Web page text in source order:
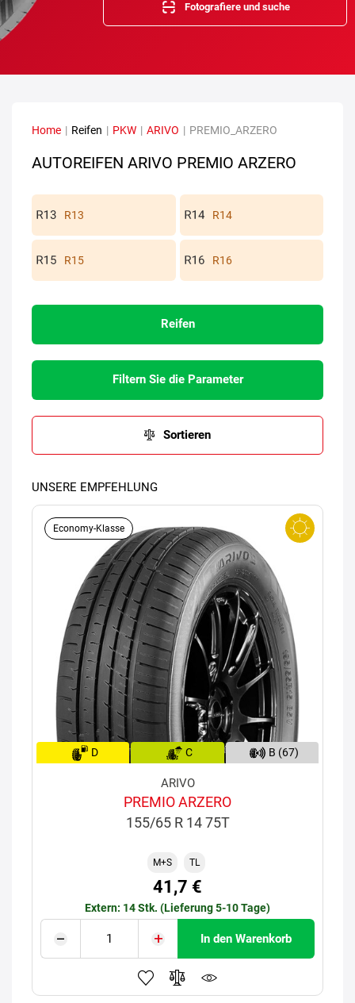
Fotografiere und suche
Home | Reifen | PKW | ARIVO | PREMIO_ARZERO
AUTOREIFEN ARIVO PREMIO ARZERO
R13 R14
R15 R16
Reifen
Filtern Sie die Parameter
Sortieren
UNSERE EMPFEHLUNG
Economy-Klasse
D C B (67)
ARIVO
PREMIO ARZERO
155/65 R 14 75T
M+S TL
41,7 €
Extern: 14 Stk. (Lieferung 5-10 Tage)
In den Warenkorb